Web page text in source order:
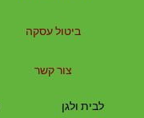
ביטול עסקה
צור קשר
לבית ולגן